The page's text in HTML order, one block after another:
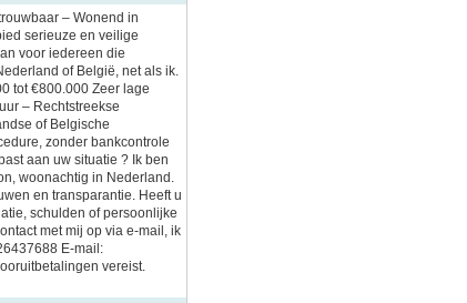
– Wonend in
serieuze en veilige
voor iedereen die
of België, net als ik.
tot €800.000 Zeer lage
– Rechtstreekse
of Belgische
zonder bankcontrole
aan uw situatie ? Ik ben
woonachtig in Nederland.
en transparantie. Heeft u
schulden of persoonlijke
met mij op via e-mail, ik
E-mail:
vereist.